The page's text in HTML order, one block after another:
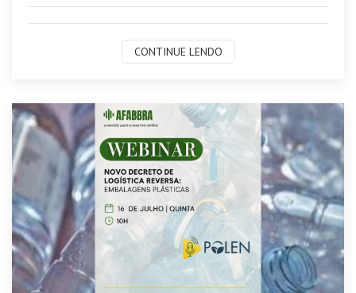
CONTINUE LENDO